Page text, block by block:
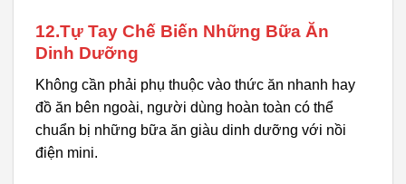
12.Tự Tay Chế Biến Những Bữa Ăn
Dinh Dưỡng
Không cần phải phụ thuộc vào thức ăn nhanh hay
đồ ăn bên ngoài, người dùng hoàn toàn có thể
chuẩn bị những bữa ăn giàu dinh dưỡng với nồi
điện mini.